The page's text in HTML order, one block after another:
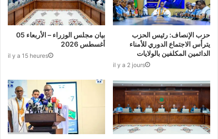
بيان مجلس الوزراء – الأربعاء 05
أغسطس 2026
il y a 15 heures
حزب الإنصاف: رئيس الحزب
يترأس الاجتماع الدوري للأمناء
الدائمين المكلفين بالولايات
il y a 2 jours